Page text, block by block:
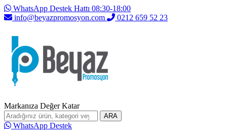
WhatsApp Destek Hattı 08:30-18:00
info@beyazpromosyon.com
0212 659 52 23
Markanıza Değer Katar
ARA
WhatsApp Destek